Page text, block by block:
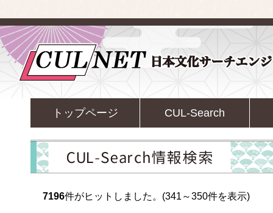
トップページ CUL-Search
7196件がヒットしました。(341～350件を表示)